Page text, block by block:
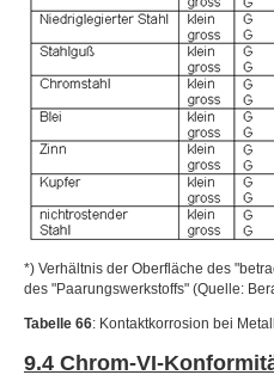
*) Verhältnis der Oberfläche des
des "Paarungswerkstoffs" (Quelle:
Tabelle 66: Kontaktkorrosion bei
9.4 Chrom-VI-